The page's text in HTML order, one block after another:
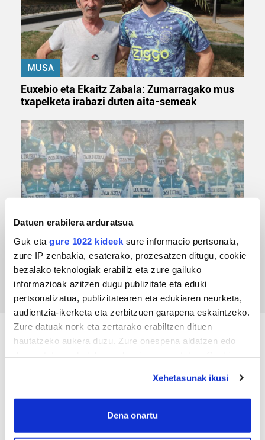
Datuen erabilera arduratsua
Guk eta gure 1022 kideek sure informacio pertsonala,
zure IP zenbakia, esaterako, prozesatzen ditugu, cookie
bezalako teknologiak erabiliz eta zure gailuko
informazioak azitzen dugu publizitate eta eduki
pertsonalizatua, publizitatearen eta edukiaren neurketa,
audientzia-ikerketa eta zerbitzuen garapena eskaintzeko.
Zure datuak nork eta zertarako erabiltzen dituen
hautatzeko aukera duzu. Zure onespena aldatzen edo
If you allow, we would also like to:
Collect information about your geographical
Xehetasunak ikusi
Dena onartu
MUSA
Euxebio eta Ekaitz Zabala: Zumarragako mus
txapelketa irabazi duten aita-semeak
TXIRRINDULARITZA
Tourreko goierritarrak
KIROLA